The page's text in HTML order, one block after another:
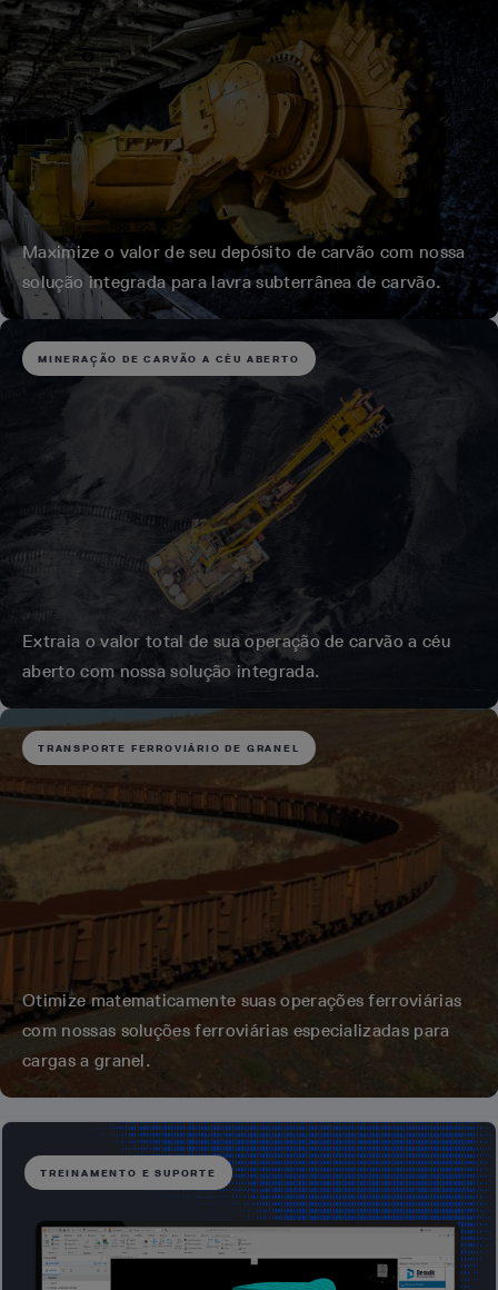
Maximize o valor de seu depósito de carvão com nossa
solução integrada para lavra subterrânea de carvão.
MINERAÇÃO DE CARVÃO A CÉU ABERTO
Extraia o valor total de sua operação de carvão a céu
aberto com nossa solução integrada.
TRANSPORTE FERROVIÁRIO DE GRANEL
Otimize matematicamente suas operações ferroviárias
com nossas soluções ferroviárias especializadas para
cargas a granel.
TREINAMENTO E SUPORTE